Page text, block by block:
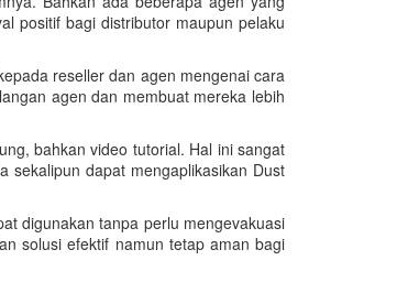
positif bagi distributor maupun pelaku
reseller dan agen mengenai cara
agen dan membuat mereka lebih
bahkan video tutorial. Hal ini sangat
sekalipun dapat mengaplikasikan Dust
digunakan tanpa perlu mengevakuasi
solusi efektif namun tetap aman bagi